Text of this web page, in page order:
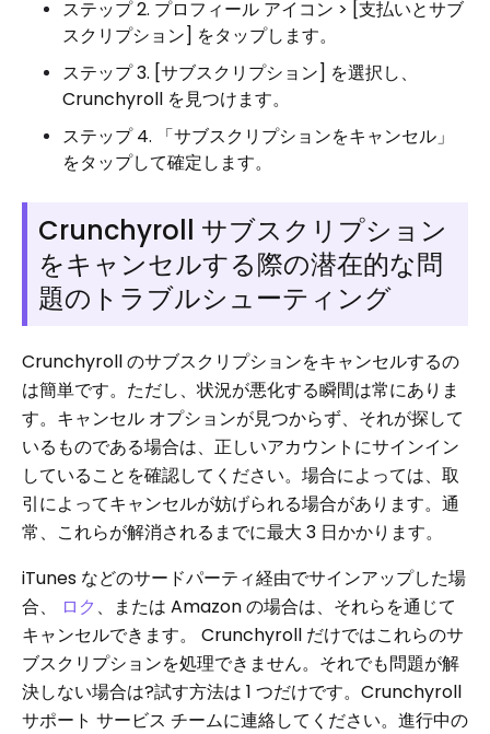
ステップ 2. プロフィール アイコン > [支払いとサブ
スクリプション] をタップします。
ステップ 3. [サブスクリプション] を選択し、
Crunchyroll を見つけます。
ステップ 4. 「サブスクリプションをキャンセル」
をタップして確定します。
Crunchyroll サブスクリプション
をキャンセルする際の潜在的な問
題のトラブルシューティング
Crunchyroll のサブスクリプションをキャンセルするの
は簡単です。ただし、状況が悪化する瞬間は常にありま
す。キャンセル オプションが見つからず、それが探して
いるものである場合は、正しいアカウントにサインイン
していることを確認してください。場合によっては、取
引によってキャンセルが妨げられる場合があります。通
常、これらが解消されるまでに最大 3 日かかります。
iTunes などのサードパーティ経由でサインアップした場
合、
ロク 、または Amazon の場合は、それらを通じて
キャンセルできます。 Crunchyroll だけではこれらのサ
ブスクリプションを処理できません。それでも問題が解
決しない場合は?試す方法は 1 つだけです。Crunchyroll
サポート サービス チームに連絡してください。進行中の